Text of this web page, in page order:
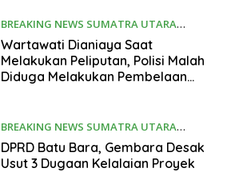
BREAKING NEWS SUMATRA UTARA
Desember 14, 2025
Wartawati Dianiaya Saat
Melakukan Peliputan, Polisi Malah
Diduga Melakukan Pembelaan
BREAKING NEWS SUMATRA UTARA
Desember 12, 2025
DPRD Batu Bara, Gembara Desak
Usut 3 Dugaan Kelalaian Proyek